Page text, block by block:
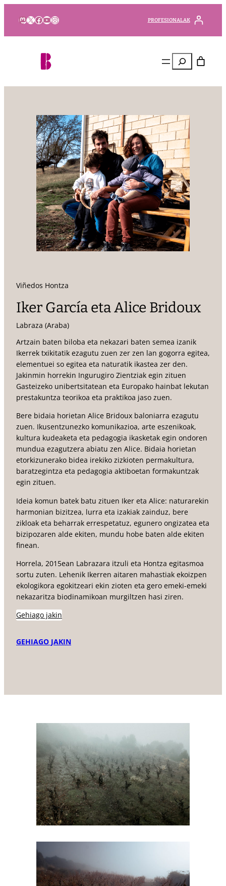
Mastodon
X Facebook
YouTube
Instagram PROFESIONALAK
Bilatu
Viñedos Hontza
Iker García eta Alice Bridoux
Labraza (Araba)
Artzain baten biloba eta nekazari baten semea izanik
Ikerrek txikitatik ezagutu zuen zer zen lan gogorra egitea,
elementuei so egitea eta naturatik ikastea zer den.
Jakinmin horrekin Ingurugiro Zientziak egin zituen
Gasteizeko unibertsitatean eta Europako hainbat lekutan
prestakuntza teorikoa eta praktikoa jaso zuen.
Bere bidaia horietan Alice Bridoux baloniarra ezagutu
zuen. Ikusentzunezko komunikazioa, arte eszenikoak,
kultura kudeaketa eta pedagogia ikasketak egin ondoren
mundua ezagutzera abiatu zen Alice. Bidaia horietan
etorkizunerako bidea irekiko zizkioten permakultura,
baratzegintza eta pedagogia aktiboetan formakuntzak
egin zituen.
Ideia komun batek batu zituen Iker eta Alice: naturarekin
harmonian bizitzea, lurra eta izakiak zainduz, bere
zikloak eta beharrak errespetatuz, egunero ongizatea eta
bizipozaren alde ekiten, mundu hobe baten alde ekiten
finean.
Horrela, 2015ean Labrazara itzuli eta Hontza egitasmoa
sortu zuten. Lehenik Ikerren aitaren mahastiak ekoizpen
ekologikora egokitzeari ekin zioten eta gero emeki-emeki
nekazaritza biodinamikoan murgiltzen hasi ziren.
Gehiago jakin
GEHIAGO JAKIN